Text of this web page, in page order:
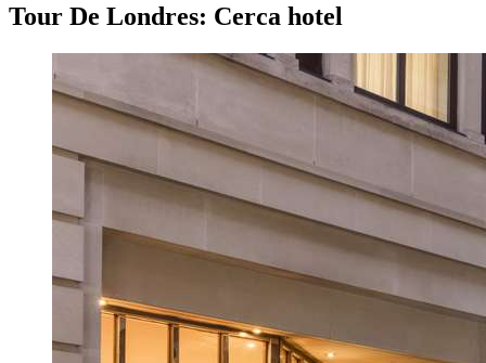
Tour De Londres: Cerca hotel